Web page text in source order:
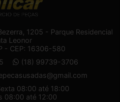
1205 - Parque Residencial
Leonor
- CEP: 16306-580
(18) 99739-3706
08:00 até 18:00
08:00 até 12:00